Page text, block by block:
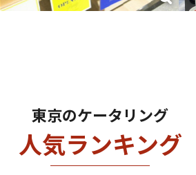
東京のケータリング
人気ランキング